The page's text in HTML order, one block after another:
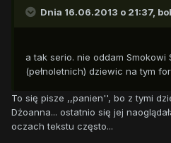
Dnia 16.06.2013 o 21:37,
a tak serio. nie oddam
(pełnoletnich) dziewic na tym
To się pisze ,,panien'', bo z tymi
Dżoanna... ostatnio się jej
oczach tekstu często...